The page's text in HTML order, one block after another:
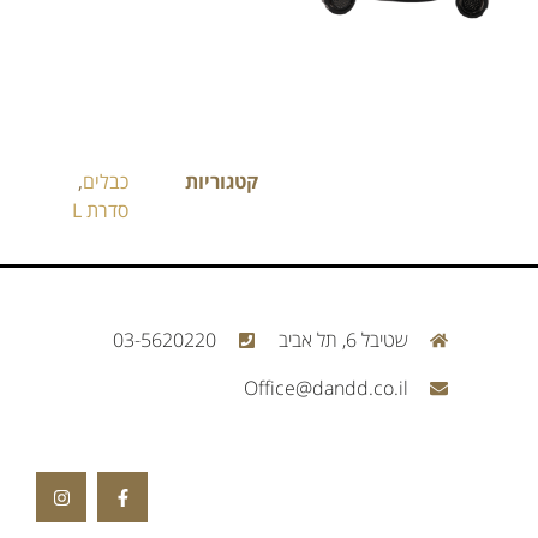
קטגוריות כבלים,
סדרת L
שטיבל 6, תל אביב
03-5620220
Office@dandd.co.il